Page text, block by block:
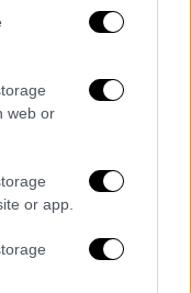
web or
or app.